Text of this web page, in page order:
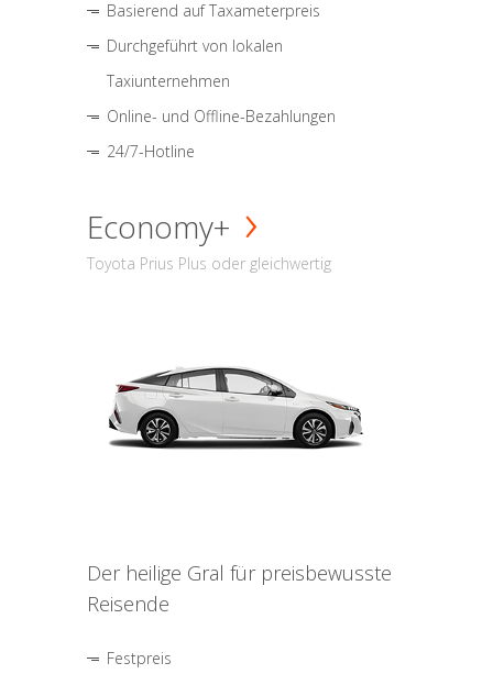
Basierend auf Taxameterpreis
Durchgeführt von lokalen
Taxiunternehmen
Online- und Offline-Bezahlungen
24/7-Hotline
Economy+
Toyota Prius Plus oder gleichwertig
Der heilige Gral für preisbewusste
Reisende
Festpreis